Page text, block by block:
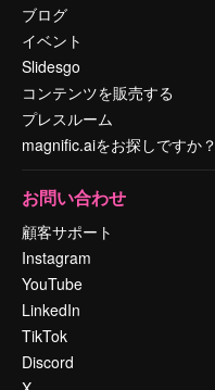
ブログ
イベント
Slidesgo
コンテンツを販売する
プレスルーム
magnific.aiをお探しですか？
お問い合わせ
顧客サポート
Instagram
YouTube
LinkedIn
TikTok
Discord